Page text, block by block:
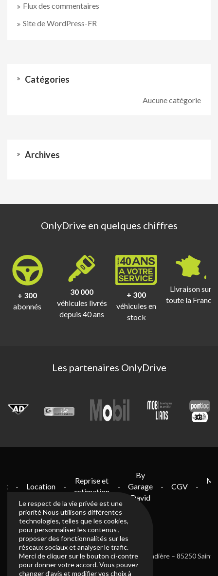
Flux des commentaires
Site de WordPress-FR
Catégories
Aucune catégorie
Archives
OnlyDrive en quelques chiffres
+ 300
abonnés
30 000
véhicules livrés
depuis 40 ans
+ 300
véhicules en
stock
Livraison sur
toute la France
Les partenaires OnlyDrive
- Location -
Reprise et
estimation
-
By
Garage
David
- CGV -
02 51 31 08 68 – ZI du Grand Moulin, ZI de la lérandière – 85250 Saint-
Fulgent
Le respect de la vie privée est une
priorité Nous utilisons différentes
technologies, telles que les cookies,
pour personnaliser les contenus ,
proposer des fonctionnalités sur les
réseaux sociaux et analyser le trafic.
Merci de cliquer sur le bouton ci-contre
pour donner votre accord. Vous pouvez
changer d’avis et modifier vos choix à